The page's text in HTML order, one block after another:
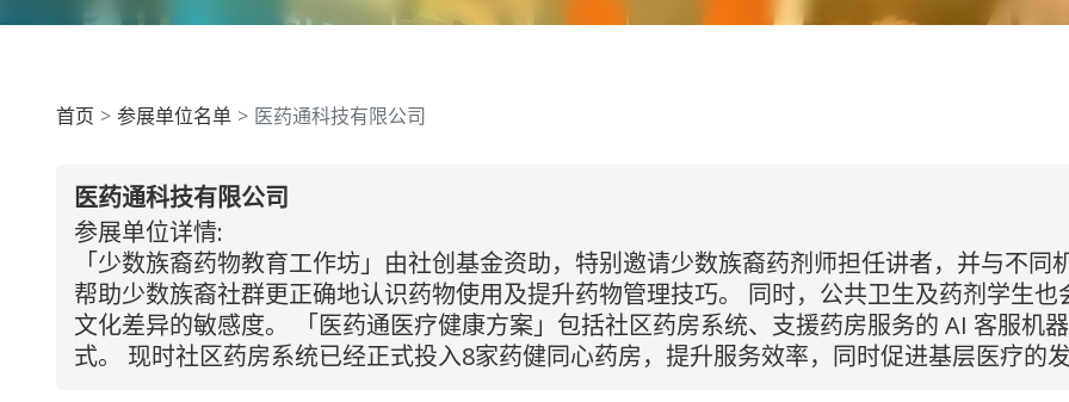
首页 参展单位名单 医药通科技有限公司
医药通科技有限公司
参展单位详情:
「少数族裔药物教育工作坊」由社创基金资助，特别邀请少数族裔药剂师担任讲者，并与不
帮助少数族裔社群更正确地认识药物使用及提升药物管理技巧。 同时，公共卫生及药剂学生
文化差异的敏感度。 「医药通医疗健康方案」包括社区药房系统、支援药房服务的 AI 客服机
式。 现时社区药房系统已经正式投入8家药健同心药房，提升服务效率，同时促进基层医疗的